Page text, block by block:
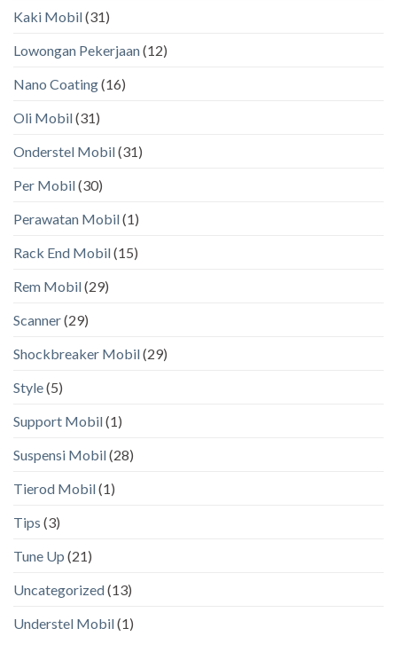
Kaki Mobil(31)
Lowongan Pekerjaan(12)
Nano Coating(16)
Oli Mobil(31)
Onderstel Mobil(31)
Per Mobil(30)
Perawatan Mobil(1)
Rack End Mobil(15)
Rem Mobil(29)
Scanner(29)
Shockbreaker Mobil(29)
Style(5)
Support Mobil(1)
Suspensi Mobil(28)
Tierod Mobil(1)
Tips (3)
Tune Up (21)
Uncategorized(13)
Understel Mobil(1)